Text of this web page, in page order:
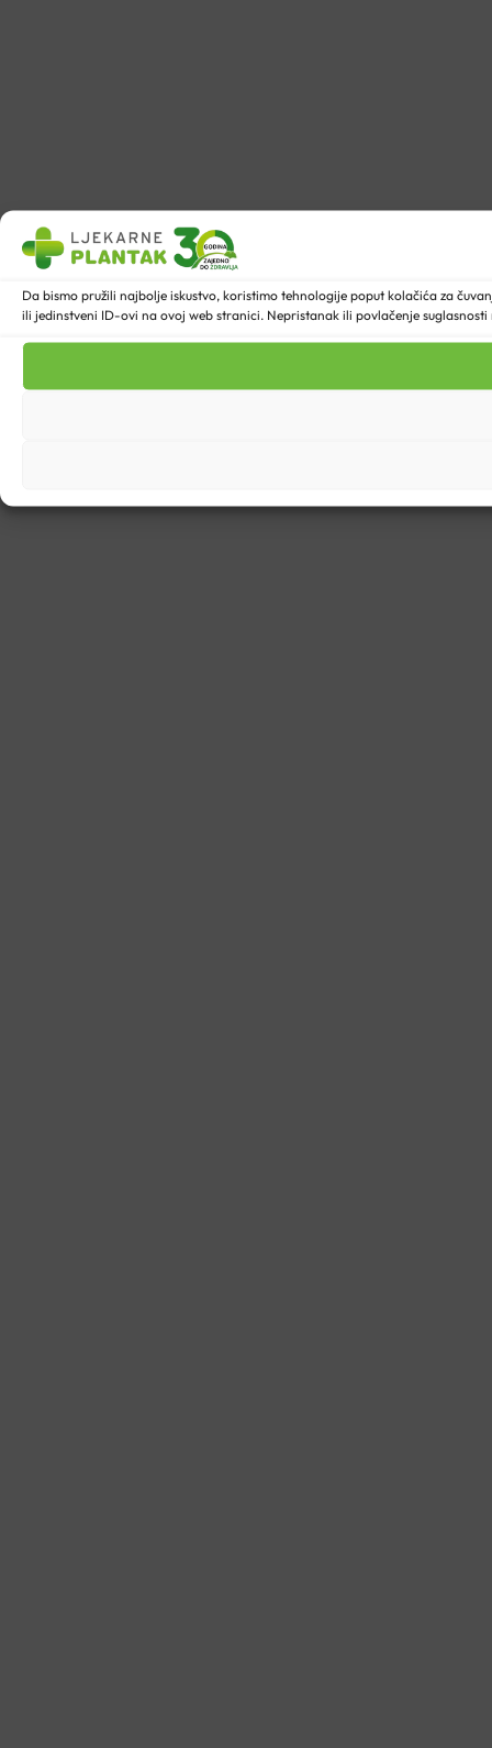
Da bismo pružili najbolje iskustvo, koristimo tehnologije poput kolačića za
ili jedinstveni ID-ovi na ovoj web stranici. Nepristanak ili povlačenje